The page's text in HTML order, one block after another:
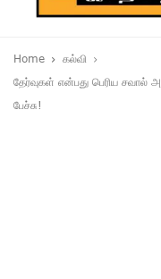
Home
கல்வி
தேர்வுகள் என்பது பெரிய சவால்
பேச்சு!